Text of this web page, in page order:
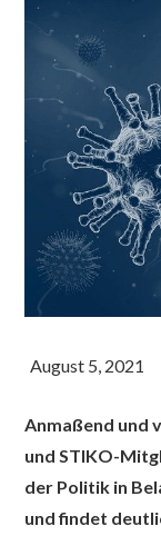
Anmaßend und
und STIKO-
der Politik in
und findet